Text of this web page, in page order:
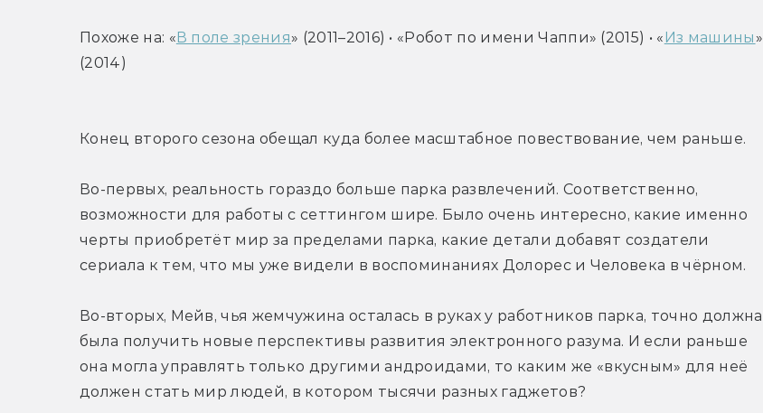
Похоже на: « В поле зрения» (2011–2016) • «Робот по имени Чаппи» (2015) • « Из машины »
(2014)
Конец второго сезона обещал куда более масштабное повествование, чем раньше.
Во-первых, реальность гораздо больше парка развлечений. Соответственно,
возможности для работы с сеттингом шире. Было очень интересно, какие именно
черты приобретёт мир за пределами парка, какие детали добавят создатели
сериала к тем, что мы уже видели в воспоминаниях Долорес и Человека в чёрном.
Во-вторых, Мейв, чья жемчужина осталась в руках у работников парка, точно должна
была получить новые перспективы развития электронного разума. И если раньше
она могла управлять только другими андроидами, то каким же «вкусным» для неё
должен стать мир людей, в котором тысячи разных гаджетов?